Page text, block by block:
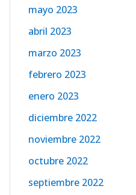
mayo 2023
abril 2023
marzo 2023
febrero 2023
enero 2023
diciembre 2022
noviembre 2022
octubre 2022
septiembre 2022